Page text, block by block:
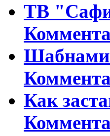
ТВ
Шабнами
Как